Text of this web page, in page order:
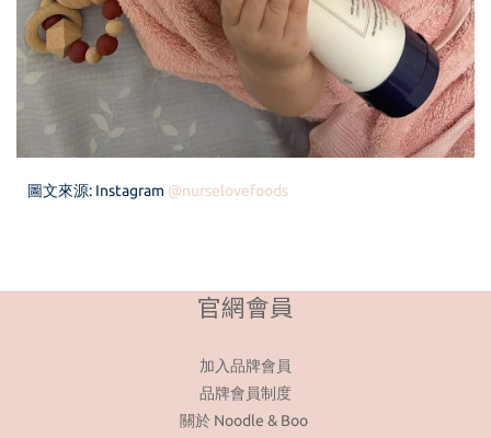
圖文來源: Instagram @nurselovefoods
官網會員
加入品牌會員
品牌會員制度
關於 Noodle & Boo